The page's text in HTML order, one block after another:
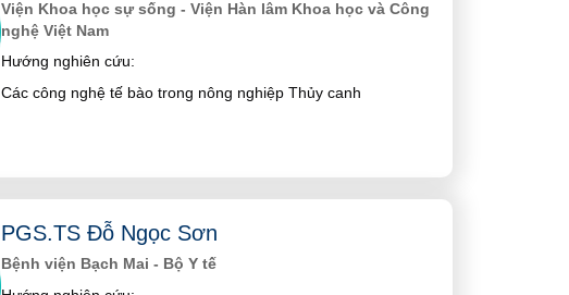
Viện Khoa học sự sống - Viện Hàn lâm Khoa học và Công
nghệ Việt Nam
Hướng nghiên cứu:
Các công nghệ tế bào trong nông nghiệp Thủy canh
PGS.TS Đỗ Ngọc Sơn
Bệnh viện Bạch Mai - Bộ Y tế